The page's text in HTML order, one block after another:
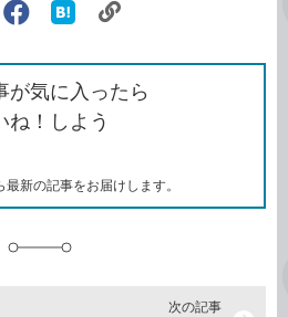
Facebook
シ
ェ
ア
な
ッ
ク
ク
ク
を
コ
が気に入ったら
ね！しよう
新の記事をお届けします。
次の記事